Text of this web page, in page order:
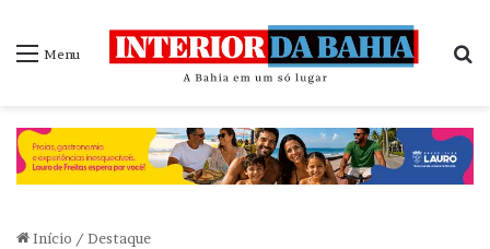
Menu
Início / Destaque